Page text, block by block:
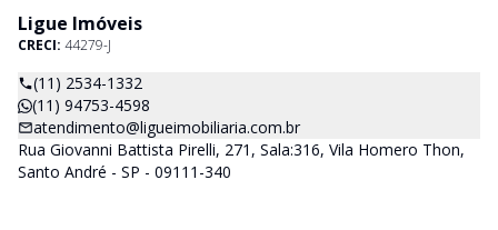
Ligue Imóveis
CRECI: 44279-J
(11) 2534-1332
(11) 94753-4598
atendimento@ligueimobiliaria.com.br
Rua Giovanni Battista Pirelli, 271, Sala:316, Vila Homero Thon,
Santo André - SP - 09111-340